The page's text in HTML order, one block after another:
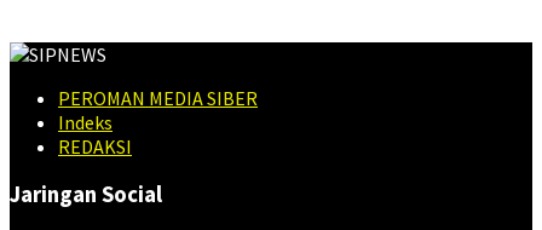
PEROMAN MEDIA SIBER
Indeks
REDAKSI
Jaringan Social